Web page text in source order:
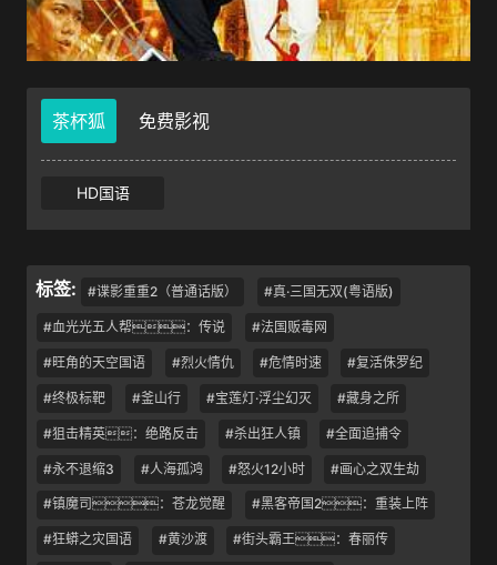
签”，成为了替帮派复仇的人选。他们要袭击的对象
是凶狠残暴的蛇彪，半推半就之下，炒粉和细兜
险。
茶杯狐 免费影视
HD国语
标签: #谍影重重2（普通话版） #真·三国无双(粤语版)
#血光光五人帮：传说 #法国贩毒网
#旺角的天空国语 #烈火情仇 #危情时速 #复活侏罗纪
#终极标靶 #釜山行 #宝莲灯·浮尘幻灭 #藏身之所
#狙击精英：绝路反击 #杀出狂人镇 #全面追捕令
#永不退缩3 #人海孤鸿 #怒火12小时 #画心之双生劫
#镇魔司：苍龙觉醒 #黑客帝国2：重装上阵
#狂蟒之灾国语 #黄沙渡 #街头霸王：春丽传